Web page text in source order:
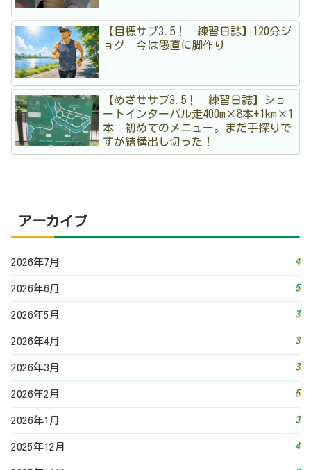
【目標サブ3.5！ 練習日誌】120分ジ
ョグ 今は愚直に脚作り
【めざせサブ3.5！ 練習日誌】ショ
ートインターバル走400m×8本+1km×1
本 初めてのメニュー。まだ手探りで
すが結構出し切った！
アーカイブ
2026年7月 4
2026年6月 5
2026年5月 3
2026年4月 3
2026年3月 3
2026年2月 5
2026年1月 3
2025年12月 4